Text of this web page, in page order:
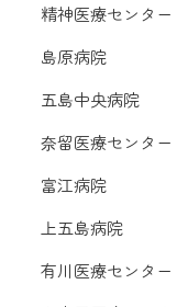
精神医療センター
島原病院
五島中央病院
奈留医療センター
富江病院
上五島病院
有川医療センター